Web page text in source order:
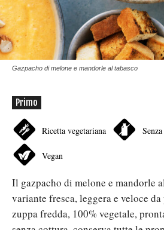
Gazpacho di melone e mandorle al tabasco
Primo
Ricetta vegetariana
Vegan
Il gazpacho di melone e mandorle
variante fresca, leggera e veloce da
zuppa fredda, 100% vegetale,